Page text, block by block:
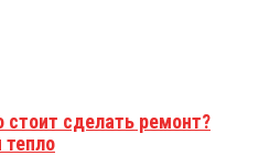
стоит сделать ремонт?